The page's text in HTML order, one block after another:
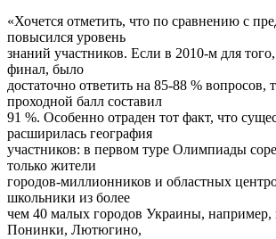
«Хочется отметить, что по сравнению с
повысился уровень
знаний участников. Если в 2010-м для
финал, было
достаточно ответить на 85-88 % вопросов,
проходной балл составил
91 %. Особенно отраден тот факт, что
расширилась география
участников: в первом туре Олимпиады
только жители
городов-миллионников и областных
школьники из более
чем 40 малых городов Украины, например,
Понинки, Лютюгино,